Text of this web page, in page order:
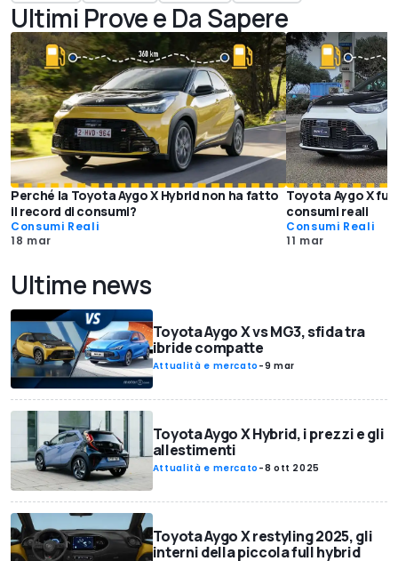
Ultimi Prove e Da Sapere
Perché la Toyota Aygo X Hybrid non ha fatto
il record di consumi?
Consumi Reali
18 mar
Toyota Aygo X
consumi reali
Consumi Reali
11 mar
Ultime news
Toyota Aygo X vs MG3, sfida tra
ibride compatte
Attualità e mercato -9 mar
Toyota Aygo X Hybrid, i prezzi e gli
allestimenti
Attualità e mercato -8 ott 2025
Toyota Aygo X restyling 2025, gli
interni della piccola full hybrid